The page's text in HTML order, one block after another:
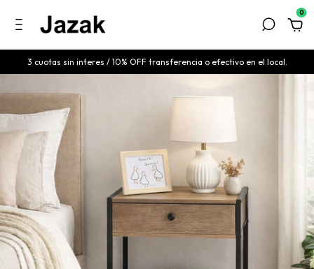
0
3 cuotas sin interes / 10% OFF transferencia o efectivo en el local.